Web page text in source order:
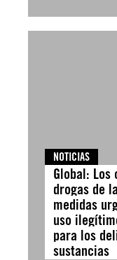
NOTICIAS
Global:
drogas de
medidas
uso
para los
sustancias